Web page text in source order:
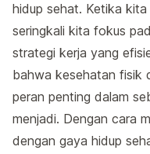
hidup sehat. Ketika
seringkali kita fokus
strategi kerja yang
bahwa kesehatan fisik
peran penting dalam
menjadi. Dengan cara
dengan gaya hidup